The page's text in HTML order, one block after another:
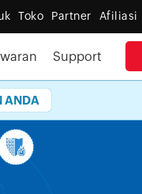
Toko Partner Afiliasi
Support
ANDA